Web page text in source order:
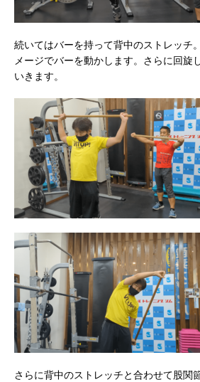
続いてはバーを持って背中のストレッチ
メージでバーを動かします。さらに回旋
いきます。
さらに背中のストレッチと合わせて股関